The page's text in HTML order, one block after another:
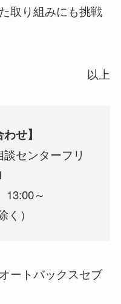
取り組みにも挑戦
以上
せ】
センターフリ
～
）
ートバックスセブ